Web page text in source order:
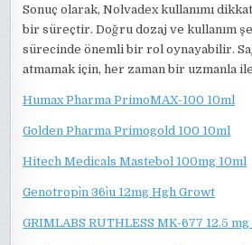
Sonuç olarak, Nolvadex kullanımı
bir süreçtir. Doğru dozaj ve kullanım
sürecinde önemli bir rol oynayabilir.
atmamak için, her zaman bir uzmanla
Humax Pharma PrimoMAX-100 10ml
Golden Pharma Primogold 100 10ml
Hitech Medicals Mastebol 100mg 10ml
Genotropi̇n 36i̇u 12mg Hgh Growt
GRIMLABS RUTHLESS MK-677 12.5 mg